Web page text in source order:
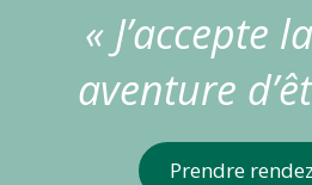
« J’accepte
aventure
Prendre